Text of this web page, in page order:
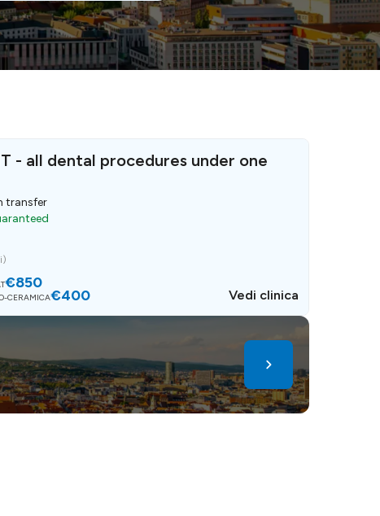
- all dental procedures under one
transfer
)
€850
CERAMICA€400 Vedi clinica